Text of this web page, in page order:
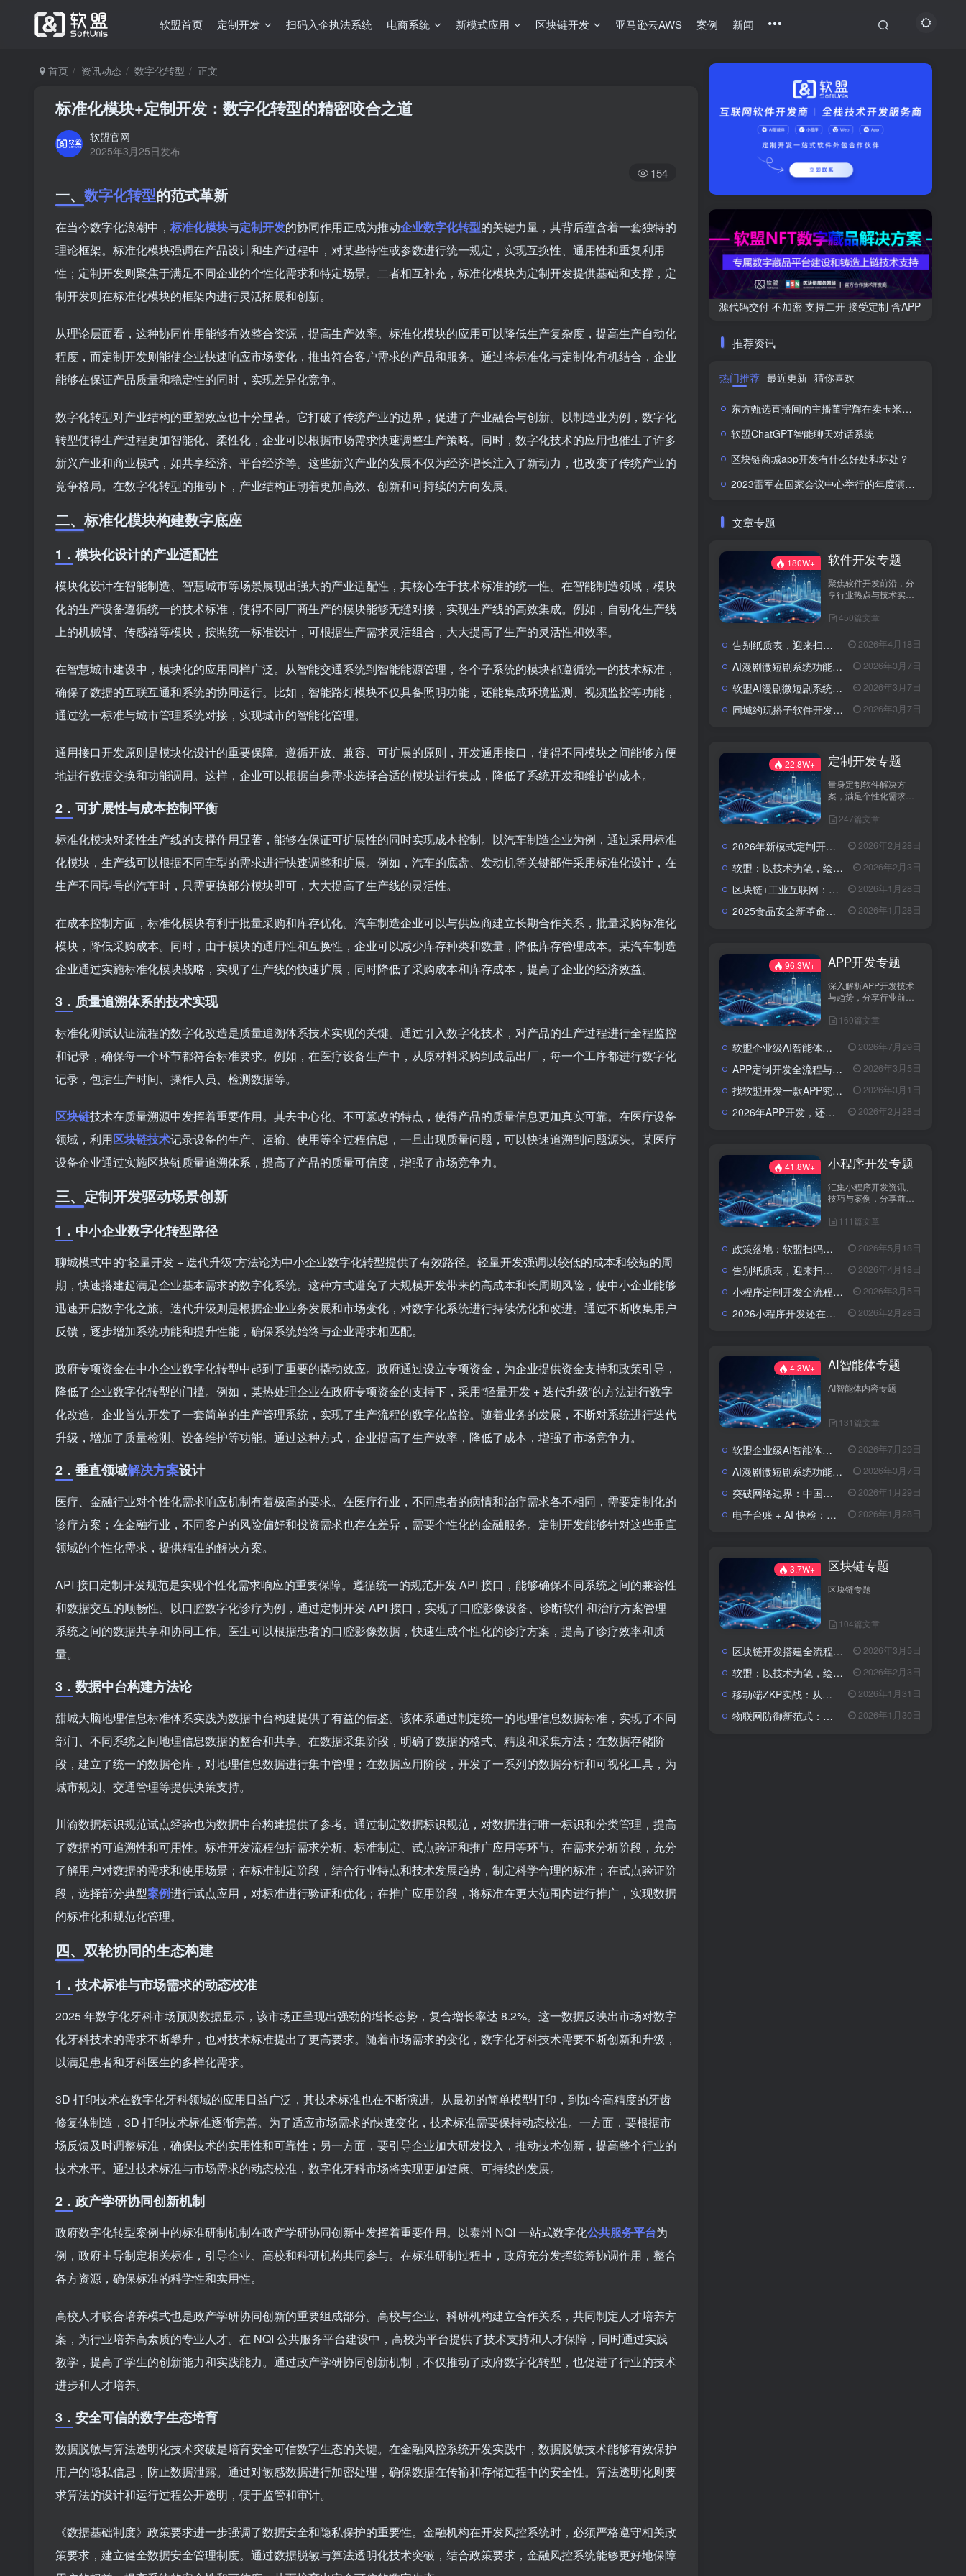
软盟首页 定制开发 扫码入企执法系统 电商系统 新模式应用 区块链开发 亚马逊云AWS 案例 新闻
首页 资讯动态 数字化转型 正文
标准化模块+定制开发：数字化转型的精密咬合之道
软盟官网
2025年3月25日发布
154
一、 数字化转型的范式革新
在当今数字化浪潮中， 标准化模块与定制开发的协同作用正成为推动企业数字化转型的关键力量，其背后蕴含着一套独特的
理论框架。标准化模块强调在产品设计和生产过程中，对某些特性或参数进行统一规定，实现互换性、通用性和重复利用
性；定制开发则聚焦于满足不同企业的个性化需求和特定场景。二者相互补充，标准化模块为定制开发提供基础和支撑，定
制开发则在标准化模块的框架内进行灵活拓展和创新。
从理论层面看，这种协同作用能够有效整合资源，提高生产效率。标准化模块的应用可以降低生产复杂度，提高生产自动化
程度，而定制开发则能使企业快速响应市场变化，推出符合客户需求的产品和服务。通过将标准化与定制化有机结合，企业
能够在保证产品质量和稳定性的同时，实现差异化竞争。
数字化转型对产业结构的重塑效应也十分显著。它打破了传统产业的边界，促进了产业融合与创新。以制造业为例，数字化
转型使得生产过程更加智能化、柔性化，企业可以根据市场需求快速调整生产策略。同时，数字化技术的应用也催生了许多
新兴产业和商业模式，如共享经济、平台经济等。这些新兴产业的发展不仅为经济增长注入了新动力，也改变了传统产业的
竞争格局。在数字化转型的推动下，产业结构正朝着更加高效、创新和可持续的方向发展。
二、 标准化模块构建数字底座
1． 模块化设计的产业适配性
模块化设计在智能制造、智慧城市等场景展现出强大的产业适配性，其核心在于技术标准的统一性。在智能制造领域，模块
化的生产设备遵循统一的技术标准，使得不同厂商生产的模块能够无缝对接，实现生产线的高效集成。例如，自动化生产线
上的机械臂、传感器等模块，按照统一标准设计，可根据生产需求灵活组合，大大提高了生产的灵活性和效率。
在智慧城市建设中，模块化的应用同样广泛。从智能交通系统到智能能源管理，各个子系统的模块都遵循统一的技术标准，
确保了数据的互联互通和系统的协同运行。比如，智能路灯模块不仅具备照明功能，还能集成环境监测、视频监控等功能，
通过统一标准与城市管理系统对接，实现城市的智能化管理。
通用接口开发原则是模块化设计的重要保障。遵循开放、兼容、可扩展的原则，开发通用接口，使得不同模块之间能够方便
地进行数据交换和功能调用。这样，企业可以根据自身需求选择合适的模块进行集成，降低了系统开发和维护的成本。
2． 可扩展性与成本控制平衡
标准化模块对柔性生产线的支撑作用显著，能够在保证可扩展性的同时实现成本控制。以汽车制造企业为例，通过采用标准
化模块，生产线可以根据不同车型的需求进行快速调整和扩展。例如，汽车的底盘、发动机等关键部件采用标准化设计，在
生产不同型号的汽车时，只需更换部分模块即可，大大提高了生产线的灵活性。
在成本控制方面，标准化模块有利于批量采购和库存优化。汽车制造企业可以与供应商建立长期合作关系，批量采购标准化
模块，降低采购成本。同时，由于模块的通用性和互换性，企业可以减少库存种类和数量，降低库存管理成本。某汽车制造
企业通过实施标准化模块战略，实现了生产线的快速扩展，同时降低了采购成本和库存成本，提高了企业的经济效益。
3． 质量追溯体系的技术实现
标准化测试认证流程的数字化改造是质量追溯体系技术实现的关键。通过引入数字化技术，对产品的生产过程进行全程监控
和记录，确保每一个环节都符合标准要求。例如，在医疗设备生产中，从原材料采购到成品出厂，每一个工序都进行数字化
记录，包括生产时间、操作人员、检测数据等。
区块链技术在质量溯源中发挥着重要作用。其去中心化、不可篡改的特点，使得产品的质量信息更加真实可靠。在医疗设备
领域，利用区块链技术记录设备的生产、运输、使用等全过程信息，一旦出现质量问题，可以快速追溯到问题源头。某医疗
设备企业通过实施区块链质量追溯体系，提高了产品的质量可信度，增强了市场竞争力。
三、 定制开发驱动场景创新
1． 中小企业数字化转型路径
聊城模式中的“轻量开发 + 迭代升级”方法论为中小企业数字化转型提供了有效路径。轻量开发强调以较低的成本和较短的周
期，快速搭建起满足企业基本需求的数字化系统。这种方式避免了大规模开发带来的高成本和长周期风险，使中小企业能够
迅速开启数字化之旅。迭代升级则是根据企业业务发展和市场变化，对数字化系统进行持续优化和改进。通过不断收集用户
反馈，逐步增加系统功能和提升性能，确保系统始终与企业需求相匹配。
政府专项资金在中小企业数字化转型中起到了重要的撬动效应。政府通过设立专项资金，为企业提供资金支持和政策引导，
降低了企业数字化转型的门槛。例如，某热处理企业在政府专项资金的支持下，采用“轻量开发 + 迭代升级”的方法进行数字
化改造。企业首先开发了一套简单的生产管理系统，实现了生产流程的数字化监控。随着业务的发展，不断对系统进行迭代
升级，增加了质量检测、设备维护等功能。通过这种方式，企业提高了生产效率，降低了成本，增强了市场竞争力。
2． 垂直领域解决方案设计
医疗、金融行业对个性化需求响应机制有着极高的要求。在医疗行业，不同患者的病情和治疗需求各不相同，需要定制化的
诊疗方案；在金融行业，不同客户的风险偏好和投资需求也存在差异，需要个性化的金融服务。定制开发能够针对这些垂直
领域的个性化需求，提供精准的解决方案。
API 接口定制开发规范是实现个性化需求响应的重要保障。遵循统一的规范开发 API 接口，能够确保不同系统之间的兼容性
和数据交互的顺畅性。以口腔数字化诊疗为例，通过定制开发 API 接口，实现了口腔影像设备、诊断软件和治疗方案管理
系统之间的数据共享和协同工作。医生可以根据患者的口腔影像数据，快速生成个性化的诊疗方案，提高了诊疗效率和质
量。
3． 数据中台构建方法论
甜城大脑地理信息标准体系实践为数据中台构建提供了有益的借鉴。该体系通过制定统一的地理信息数据标准，实现了不同
部门、不同系统之间地理信息数据的整合和共享。在数据采集阶段，明确了数据的格式、精度和采集方法；在数据存储阶
段，建立了统一的数据仓库，对地理信息数据进行集中管理；在数据应用阶段，开发了一系列的数据分析和可视化工具，为
城市规划、交通管理等提供决策支持。
川渝数据标识规范试点经验也为数据中台构建提供了参考。通过制定数据标识规范，对数据进行唯一标识和分类管理，提高
了数据的可追溯性和可用性。标准开发流程包括需求分析、标准制定、试点验证和推广应用等环节。在需求分析阶段，充分
了解用户对数据的需求和使用场景；在标准制定阶段，结合行业特点和技术发展趋势，制定科学合理的标准；在试点验证阶
段，选择部分典型案例进行试点应用，对标准进行验证和优化；在推广应用阶段，将标准在更大范围内进行推广，实现数据
的标准化和规范化管理。
四、 双轮协同的生态构建
1． 技术标准与市场需求的动态校准
2025 年数字化牙科市场预测数据显示，该市场正呈现出强劲的增长态势，复合增长率达 8.2%。这一数据反映出市场对数字
化牙科技术的需求不断攀升，也对技术标准提出了更高要求。随着市场需求的变化，数字化牙科技术需要不断创新和升级，
以满足患者和牙科医生的多样化需求。
3D 打印技术在数字化牙科领域的应用日益广泛，其技术标准也在不断演进。从最初的简单模型打印，到如今高精度的牙齿
修复体制造，3D 打印技术标准逐渐完善。为了适应市场需求的快速变化，技术标准需要保持动态校准。一方面，要根据市
场反馈及时调整标准，确保技术的实用性和可靠性；另一方面，要引导企业加大研发投入，推动技术创新，提高整个行业的
技术水平。通过技术标准与市场需求的动态校准，数字化牙科市场将实现更加健康、可持续的发展。
2． 政产学研协同创新机制
政府数字化转型案例中的标准研制机制在政产学研协同创新中发挥着重要作用。以泰州 NQI 一站式数字化公共服务平台为
例，政府主导制定相关标准，引导企业、高校和科研机构共同参与。在标准研制过程中，政府充分发挥统筹协调作用，整合
各方资源，确保标准的科学性和实用性。
高校人才联合培养模式也是政产学研协同创新的重要组成部分。高校与企业、科研机构建立合作关系，共同制定人才培养方
案，为行业培养高素质的专业人才。在 NQI 公共服务平台建设中，高校为平台提供了技术支持和人才保障，同时通过实践
教学，提高了学生的创新能力和实践能力。通过政产学研协同创新机制，不仅推动了政府数字化转型，也促进了行业的技术
进步和人才培养。
3． 安全可信的数字生态培育
数据脱敏与算法透明化技术突破是培育安全可信数字生态的关键。在金融风控系统开发实践中，数据脱敏技术能够有效保护
用户的隐私信息，防止数据泄露。通过对敏感数据进行加密处理，确保数据在传输和存储过程中的安全性。算法透明化则要
求算法的设计和运行过程公开透明，便于监管和审计。
《数据基础制度》政策要求进一步强调了数据安全和隐私保护的重要性。金融机构在开发风控系统时，必须严格遵守相关政
策要求，建立健全数据安全管理制度。通过数据脱敏与算法透明化技术突破，结合政策要求，金融风控系统能够更好地保障
—源代码交付 不加密 支持二开 接受定制 含APP—
推荐资讯
热门推荐 最近更新 猜你喜欢
东方甄选直播间的主播董宇辉在卖玉米时称“918是好日子”，此事引发网络热议。
软盟ChatGPT智能聊天对话系统
区块链商城app开发有什么好处和坏处？
2023雷军在国家会议中心举行的年度演讲全文：成长的经历和感悟
文章专题
180W+ 软件开发专题
聚焦软件开发前沿，分
享行业热点与技术实
450篇文章
告别纸质表，迎来扫码风：企业检查开启“数字入企”新篇章 2026年4月18日
AI漫剧微短剧系统功能包括了哪些？ 2026年3月7日
软盟AI漫剧微短剧系统：以技术破局，重塑内容生产新范式 2026年3月7日
同城约玩搭子软件开发解决方案：模式选择与快速上线策略 2026年3月7日
22.8W+ 定制开发专题
量身定制软件解决方
案，满足个性化需求。
您实现业务创新与技术
247篇文章
2026年新模式定制开发找谁？软盟科技——数字化转型的可靠伙伴 2026年2月28日
软盟：以技术为笔，绘就数字经济新蓝图——全栈开发服务赋能企业数字化转型 2026年2月3日
区块链+工业互联网：青岛港无纸化提货的数字化革新路径 2026年1月28日
2025食品安全新革命：AI+区块链，重塑农产品信任链 2026年1月28日
96.3W+ APP开发专题
深入解析APP开发技术
与趋势，分享行业前沿
打造卓越应用，引领市
160篇文章
软盟企业级AI智能体定制开发业务全景：从技术交付到场景价值落地 2026年7月29日
APP定制开发全流程与成本解析：从需求到落地的系统性攻略 2026年3月5日
找软盟开发一款APP究竟要花多少钱？揭秘影响预算的五大核心因素 2026年3月1日
2026年APP开发，还在为选服务商发愁吗？软盟用实力说话！ 2026年2月28日
41.8W+ 小程序开发专题
汇集小程序开发资讯、
技巧与案例，分享前沿
111篇文章
政策落地：软盟扫码入企系统为规范涉企行政检查提供数字化解决方案 2026年5月18日
告别纸质表，迎来扫码风：企业检查开启“数字入企”新篇章 2026年4月18日
小程序定制开发全流程解析：流程、费用与避坑指南 2026年3月5日
2026小程序开发还在东拼西凑？软盟定制方案让你赢在起跑线？ 2026年2月28日
4.3W+ AI智能体专题
AI智能体内容专题
131篇文章
软盟企业级AI智能体定制开发业务全景：从技术交付到场景价值落地 2026年7月29日
AI漫剧微短剧系统功能包括了哪些？ 2026年3月7日
突破网络边界：中国实现全球首次人形机器人低轨卫星自主作业 2026年1月29日
电子台账 + AI 快检：区块链技术如何为农批市场食品安全上“双保险”？ 2026年1月28日
3.7W+ 区块链专题
区块链专题
104篇文章
区块链开发搭建全流程与成本解析：从架构设计到落地的系统性指南 2026年3月5日
软盟：以技术为笔，绘就数字经济新蓝图——全栈开发服务赋能企业数字化转型 2026年2月3日
移动端ZKP实战：从算法瓶颈到体验优化的全栈开发指南 2026年1月31日
物联网防御新范式：基于区块链与CSA 2.0的主动免疫体系 2026年1月30日